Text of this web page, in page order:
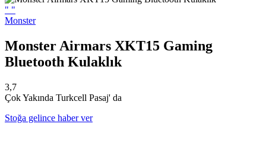
" "
Monster
Monster Airmars XKT15 Gaming
Bluetooth Kulaklık
3,7
Çok Yakında Turkcell Pasaj' da
Stoğa gelince haber ver